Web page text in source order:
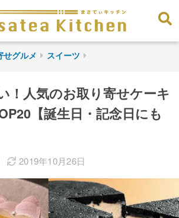
せグルメ スイーツ
！人気のお取り寄せケーキ
【誕生日・記念日にも
2019年10月26日